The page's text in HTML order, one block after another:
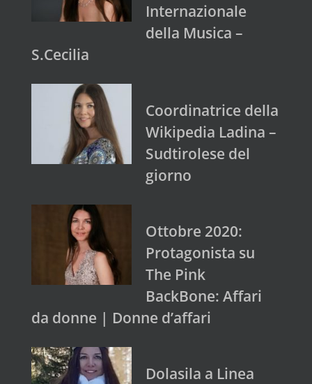
Internazionale
della Musica –
S.Cecilia
Coordinatrice della
Wikipedia Ladina –
Sudtirolese del
giorno
Ottobre 2020:
Protagonista su
The Pink
BackBone: Affari
da donne | Donne d’affari
Dolasila a Linea